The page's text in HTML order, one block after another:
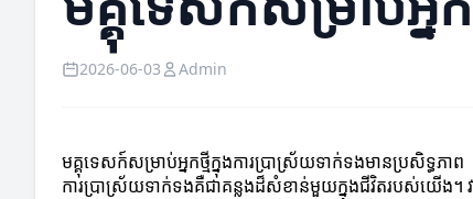
2026-06-03 Admin
មគ្គុទេសក៍សម្រាប់អ្នកថ្មីក្នុងការប្រាស្រ័យទាក់ទងមានប្រសិទ្ធភាព
ការប្រាស្រ័យទាក់ទងគឺជាគន្លងដ៏សំខាន់មួយក្នុងជីវិតរបស់យើង។ វ